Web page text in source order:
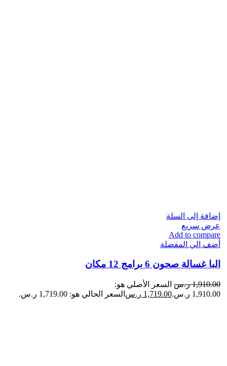
إضافة إلى السلة
عرض سريع
Add to compare
أضف الي المفضلة
البا غسالة صحون 6 برامج 12 مكان
1,910.00 ر.س السعر الأصلي هو:
1,910.00 ر.س.
1,719.00 ر.س السعر الحالي هو: 1,719.00 ر.س.